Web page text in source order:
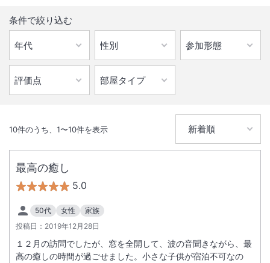
条件で絞り込む
10件のうち、 1〜10件を表示
最高の癒し
5.0
50代 女性
家族
投稿日： 2019年12月28日
１２月の訪問でしたが、窓を全開して、波の音聞きながら、最
高の癒しの時間が過ごせました。小さな子供が宿泊不可なの